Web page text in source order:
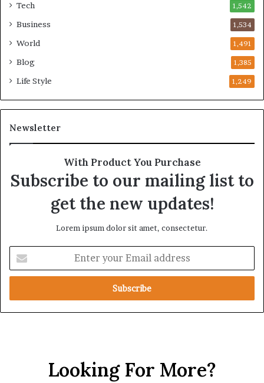
Tech 1,542
Business 1,534
World 1,491
Blog 1,385
Life Style 1,249
Newsletter
With Product You Purchase
Subscribe to our mailing list to
get the new updates!
Lorem ipsum dolor sit amet, consectetur.
t
r
y
Looking For More?